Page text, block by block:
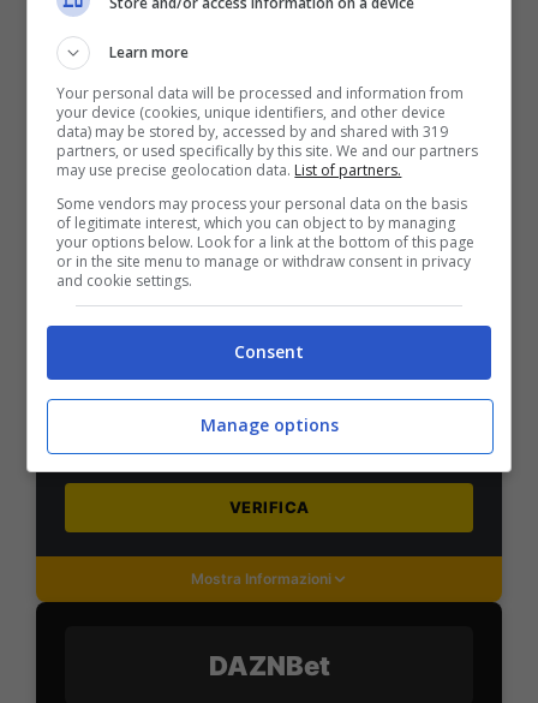
1000€
Mostra Informazioni
PlanetWin365
Planetwin365: 2050€ per sport e scommesse
Iscrivendoti a PlanetWin365 ricevi: 100% fino a 2000€
in Bonus Scommesse + 100% fino a 50€ in Bonus
Sport
2050€
VERIFICA
Mostra Informazioni
DAZNBet
Learn more
Your personal data will be processed and information from
your device (cookies, unique identifiers, and other device
data) may be stored by, accessed by and shared with 319
partners, or used specifically by this site. We and our partners
may use precise geolocation data. List of partners.
Some vendors may process your personal data on the basis
of legitimate interest, which you can object to by managing
your options below. Look for a link at the bottom of this page
or in the site menu to manage or withdraw consent in privacy
and cookie settings.
Consent
Manage options